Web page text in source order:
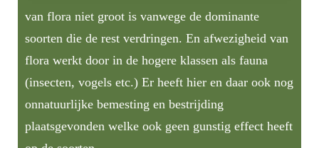
van flora niet groot is vanwege de dominante
soorten die de rest verdringen. En afwezigheid van
flora werkt door in de hogere klassen als fauna
(insecten, vogels etc.) Er heeft hier en daar ook nog
onnatuurlijke bemesting en bestrijding
plaatsgevonden welke ook geen gunstig effect heeft